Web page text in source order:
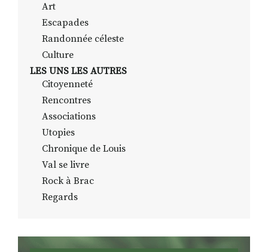
Art
Escapades
Randonnée céleste
Culture
LES UNS LES AUTRES
Citoyenneté
Rencontres
Associations
Utopies
Chronique de Louis
Val se livre
Rock à Brac
Regards